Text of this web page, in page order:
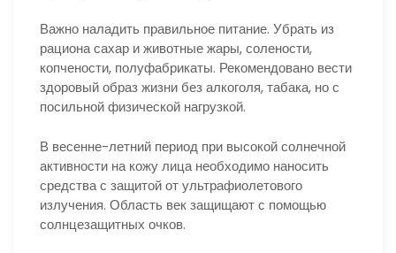
Важно наладить правильное питание. Убрать из
рациона сахар и животные жары, солености,
копчености, полуфабрикаты. Рекомендовано вести
здоровый образ жизни без алкоголя, табака, но с
посильной физической нагрузкой.
В весенне-летний период при высокой солнечной
активности на кожу лица необходимо наносить
средства с защитой от ультрафиолетового
излучения. Область век защищают с помощью
солнцезащитных очков.